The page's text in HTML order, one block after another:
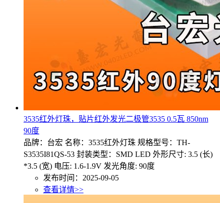
3535红外灯珠，贴片红外发光二极管3535 0.5瓦 850nm
90度
品牌：台宏 名称：3535红外灯珠 规格型号：TH-
S3535I81QS-53 封装类型：SMD LED 外形尺寸: 3.5 (长)
*3.5 (宽) 电压: 1.6-1.9V 发光角度: 90度
发布时间：2025-09-05
查看详情>>